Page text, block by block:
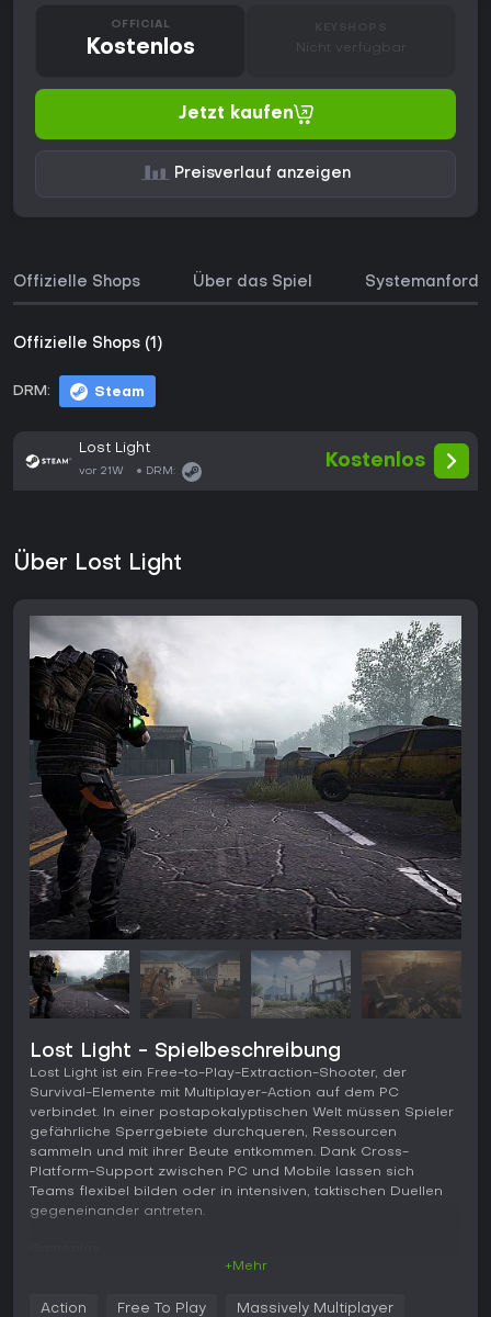
OFFICIAL
Kostenlos Nicht verfügbar
Jetzt kaufen
Preisverlauf anzeigen
Offizielle Shops Über das Spiel
Offizielle Shops (1)
DRM: Steam
Lost Light
vor 21W DRM:
Kostenlos
Über Lost Light
Lost Light - Spielbeschreibung
Lost Light ist ein Free-to-Play-Extraction-Shooter, der
Survival-Elemente mit Multiplayer-Action auf dem PC
verbindet. In einer postapokalyptischen Welt müssen Spieler
gefährliche Sperrgebiete durchqueren, Ressourcen
sammeln und mit ihrer Beute entkommen. Dank Cross-
Platform-Support zwischen PC und Mobile lassen sich
Teams flexibel bilden oder in intensiven, taktischen Duellen
gegeneinander antreten.
+Mehr
Action Free To Play Massively Multiplayer